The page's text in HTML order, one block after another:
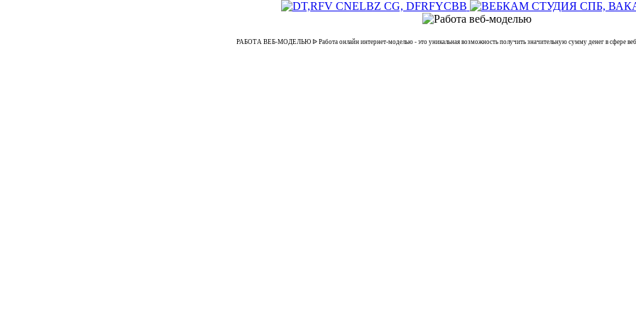
РАБОТА ВЕБ-МОДЕЛЬЮ ᐉ Работа онлайн интернет-моделью - это уникальная возможность получить значительную сумму денег в сфере